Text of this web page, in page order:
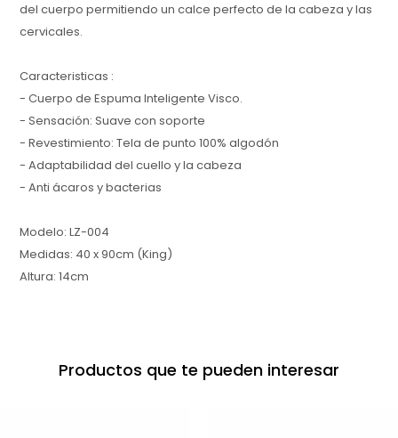
del cuerpo permitiendo un calce perfecto de la cabeza y las
cervicales.
Caracteristicas :
- Cuerpo de Espuma Inteligente Visco.
- Sensación: Suave con soporte
- Revestimiento: Tela de punto 100% algodón
- Adaptabilidad del cuello y la cabeza
- Anti ácaros y bacterias
Modelo: LZ-004
Medidas: 40 x 90cm (King)
Altura: 14cm
Productos que te pueden interesar